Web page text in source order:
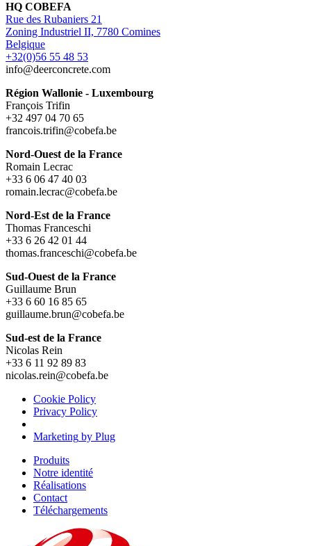
HQ COBEFA
Rue des Rubaniers 21
Zoning Industriel II, 7780 Comines
Belgique
+32(0)56 55 48 53
info@deerconcrete.com
Région Wallonie - Luxembourg
François Trifin
+32 497 04 70 65
francois.trifin@cobefa.be
Nord-Ouest de la France
Romain Lecrac
+33 6 06 47 40 03
romain.lecrac@cobefa.be
Nord-Est de la France
Thomas Franceschi
+33 6 26 42 01 44
thomas.franceschi@cobefa.be
Sud-Ouest de la France
Guillaume Brun
+33 6 60 16 85 65
guillaume.brun@cobefa.be
Sud-est de la France
Nicolas Rein
+33 6 11 92 89 83
nicolas.rein@cobefa.be
Cookie Policy
Privacy Policy
Marketing by Plug
Produits
Notre identité
Réalisations
Contact
Téléchargements